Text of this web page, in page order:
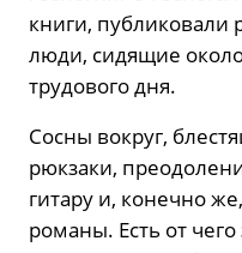
книги, публиковали
люди, сидящие
трудового дня.
Сосны вокруг,
рюкзаки,
гитару и, конечно
романы. Есть от